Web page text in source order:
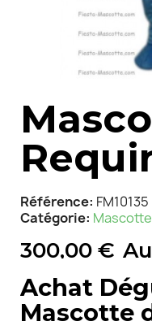
Référence FM10135
Catégorie
300,00 €
Achat
Mascotte